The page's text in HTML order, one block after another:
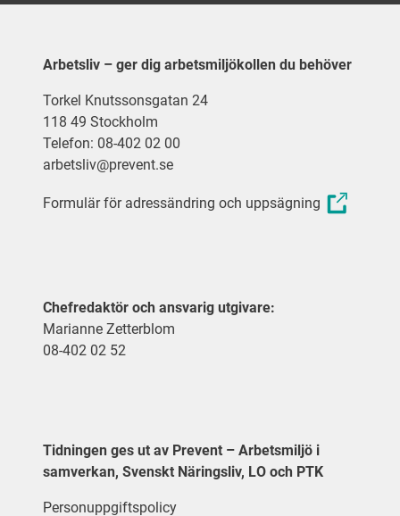
Arbetsliv – ger dig arbetsmiljökollen du behöver
Torkel Knutssonsgatan 24
118 49 Stockholm
Telefon: 08-402 02 00
arbetsliv@prevent.se
Formulär för adressändring och uppsägning
Chefredaktör och ansvarig utgivare:
Marianne Zetterblom
08-402 02 52
Tidningen ges ut av Prevent – Arbetsmiljö i
samverkan, Svenskt Näringsliv, LO och PTK
Personuppgiftspolicy